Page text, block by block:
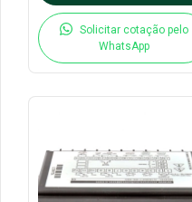
Solicitar cotação pelo
WhatsApp